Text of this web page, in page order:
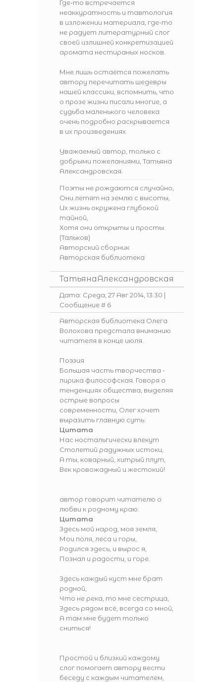
Где-то встречается
неаккуратность и тавтология
в изложении материала, где-то
не радует литературный слог
своей излишней конкретизацией
аромата нестираных носков.
Мне лишь остаётся пожелать
автору перечитать шедевры
нашей классики, вспомнить, что
о прозе жизни писали многие, а
судьба маленького человека
очень подробно раскрывается
в их произведениях.
Уважаемый автор, только с
добрыми пожеланиями, Татьяна
Александровская.
Поэты не рождаются случайно,
Они летят на землю с высоты,
Их жизнь окружена глубокой
тайной,
Хотя они открыты и просты.
(Тальков)
Авторский сборник
Авторская библиотека
ТатьянаАлександровская
Дата: Среда, 27 Авг 2014, 13:30 |
Сообщение # 6
Авторская библиотека Олега
Волохова предстала вниманию
читателя в конце июля.
Поэзия
Большая часть творчества -
лирика философская. Говоря о
тенденциях общества, выделяя
острые вопросы
современности, Олег хочет
выразить главную суть:
Цитата
Нас ностальгически влекут
Столетий радужных истоки,
А ты, коварный, хитрый плут,
Век кровожадный и жестокий!
автор говорит читателю о
любви к родному краю:
Цитата
Здесь мой народ, моя земля,
Мои поля, леса и горы,
Родился здесь, и вырос я,
Познал и радости, и горе.
Здесь каждый куст мне брат
родной,
Что не река, то мне сестрица,
Здесь рядом всё, всегда со мной,
А там мне будет только
сниться!
Простой и близкий каждому
слог помогает автору вести
беседу с каждым читателем,